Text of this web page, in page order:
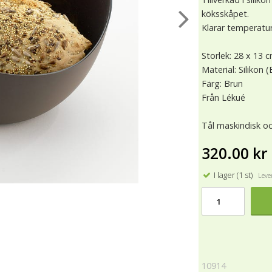
köksskåpet.
Klarar
Storlek: 28 x 13
Material: Silikon
Färg: Brun
Från Lékué
Tål maskindisk
320.00 kr
I lager (1 st)
10914